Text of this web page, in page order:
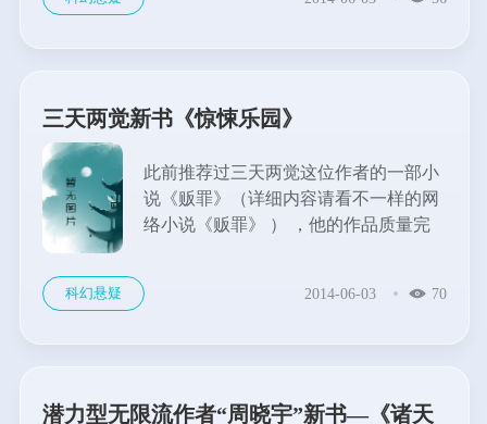
察，他用自己的责任和细心，解开一个
三天两觉新书《惊悚乐园》
此前推荐过三天两觉这位作者的一部小
说《贩罪》（详细内容请看不一样的网
络小说《贩罪》 ） ，他的作品质量完
者挖空了心思，独特又充满创意。恐怖
科幻悬疑 2014-06-03 70
潜力型无限流作者“周晓宇”新书—《诸天